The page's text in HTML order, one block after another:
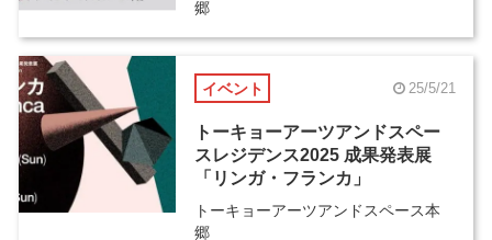
郷
イベント 25/5/21
トーキョーアーツアンドスペー
スレジデンス2025 成果発表展
「リンガ・フランカ」
トーキョーアーツアンドスペース本
郷